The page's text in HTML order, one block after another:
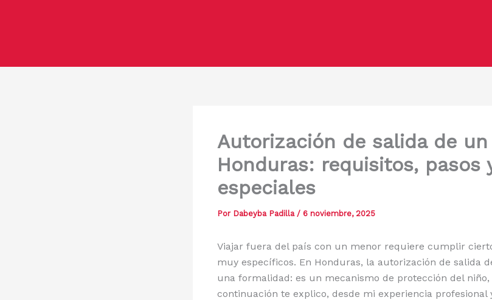
Autorización de salida de
Honduras: requisitos, pasos
especiales
Por Dabeyba Padilla / 6 noviembre, 2025
Viajar fuera del país con un menor requiere cumplir
muy específicos. En Honduras, la autorización de salida
una formalidad: es un mecanismo de protección del niño,
continuación te explico, desde mi experiencia profesional